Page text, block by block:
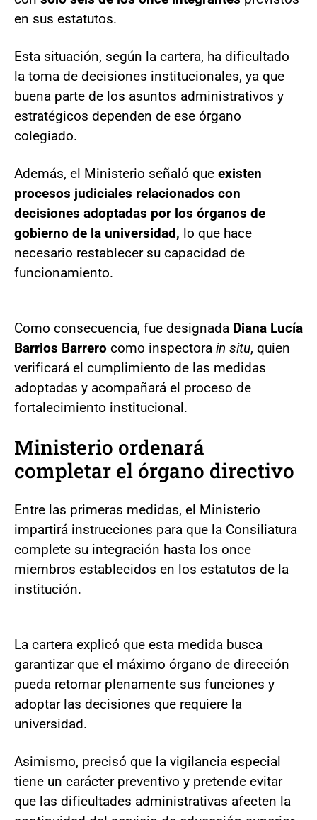
en sus estatutos.
Esta situación, según la cartera, ha dificultado
la toma de decisiones institucionales, ya que
buena parte de los asuntos administrativos y
estratégicos dependen de ese órgano
colegiado.
Además, el Ministerio señaló que existen
procesos judiciales relacionados con
decisiones adoptadas por los órganos de
gobierno de la universidad, lo que hace
necesario restablecer su capacidad de
funcionamiento.
Como consecuencia, fue designada Diana Lucía
Barrios Barrero como inspectora in situ, quien
verificará el cumplimiento de las medidas
adoptadas y acompañará el proceso de
fortalecimiento institucional.
Ministerio ordenará
completar el órgano directivo
Entre las primeras medidas, el Ministerio
impartirá instrucciones para que la Consiliatura
complete su integración hasta los once
miembros establecidos en los estatutos de la
institución.
La cartera explicó que esta medida busca
garantizar que el máximo órgano de dirección
pueda retomar plenamente sus funciones y
adoptar las decisiones que requiere la
universidad.
Asimismo, precisó que la vigilancia especial
tiene un carácter preventivo y pretende evitar
que las dificultades administrativas afecten la